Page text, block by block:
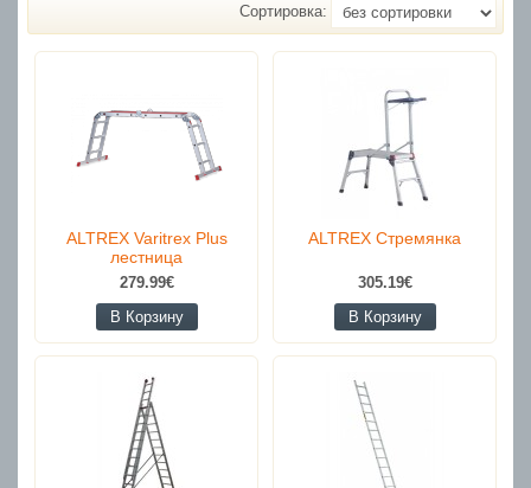
Сортировка:
ALTREX Varitrex Plus
лестница
279.99€
В Корзину
ALTREX Стремянка
305.19€
В Корзину